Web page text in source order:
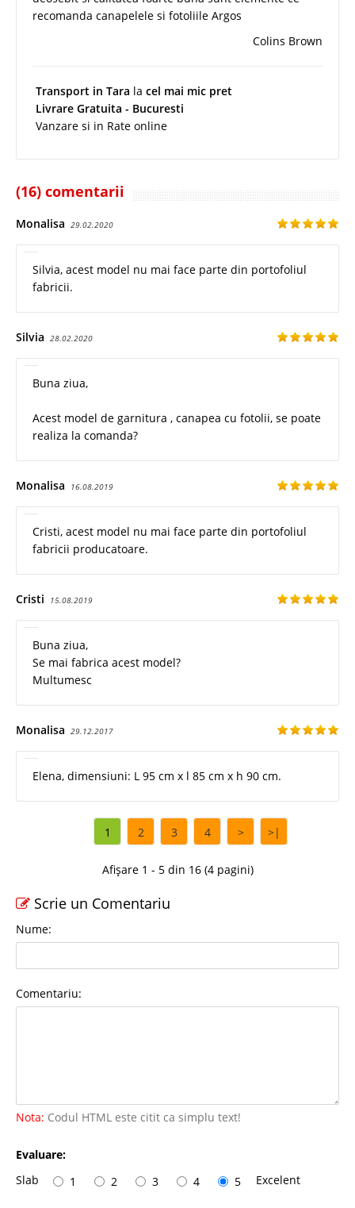
recomanda canapelele si fotoliile Argos
Colins Brown
Transport in Tara la cel mai mic pret
Livrare Gratuita - Bucuresti
Vanzare si in Rate online
(16) comentarii
Monalisa 29.02.2020
Silvia, acest model nu mai face parte din portofoliul
fabricii.
Silvia 28.02.2020
Buna ziua,
Acest model de garnitura , canapea cu fotolii, se poate
realiza la comanda?
Monalisa 16.08.2019
Cristi, acest model nu mai face parte din portofoliul
fabricii producatoare.
Cristi 15.08.2019
Buna ziua,
Se mai fabrica acest model?
Multumesc
Monalisa 29.12.2017
Elena, dimensiuni: L 95 cm x l 85 cm x h 90 cm.
1 2 3 4 > >|
Afișare 1 - 5 din 16 (4 pagini)
Scrie un Comentariu
Nume:
Comentariu:
Nota: Codul HTML este citit ca simplu text!
Evaluare:
Slab
1 2 3 4 5 Excelent